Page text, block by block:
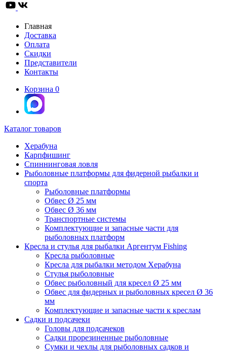
Главная
Доставка
Оплата
Скидки
Представители
Контакты
Корзина 0
Каталог товаров
Херабуна
Карпфишинг
Спиннинговая ловля
Рыболовные платформы для фидерной рыбалки и
спорта
Рыболовные платформы
Обвес Ø 25 мм
Обвес Ø 36 мм
Транспортные системы
Комплектующие и запасные части для
рыболовных платформ
Кресла и стулья для рыбалки Аргентум Fishing
Кресла рыболовные
Кресла для рыбалки методом Херабуна
Стулья рыболовные
Обвес рыболовный для кресел Ø 25 мм
Обвес для фидерных и рыболовных кресел Ø 36
мм
Комплектующие и запасные части к креслам
Садки и подсачеки
Головы для подсачеков
Садки прорезиненные рыболовные
Сумки и чехлы для рыболовных садков и